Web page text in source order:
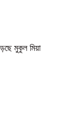
মুকুল মিয়া